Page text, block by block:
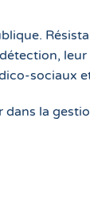
sociaux
la